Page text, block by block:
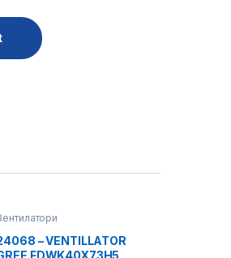
– VENTILLATOR
FDWK40X73H5